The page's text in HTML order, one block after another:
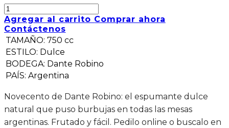
Agregar al carrito Comprar ahora
Contáctenos
TAMAÑO: 750 cc
ESTILO: Dulce
BODEGA: Dante Robino
PAÍS: Argentina
Novecento de Dante Robino: el espumante dulce
natural que puso burbujas en todas las mesas
argentinas. Frutado y fácil. Pedilo online o buscalo en